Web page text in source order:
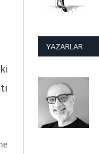
YAZARLAR